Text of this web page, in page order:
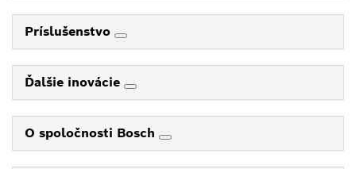
Príslušenstvo
Ďalšie inovácie
O spoločnosti Bosch